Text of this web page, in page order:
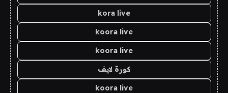
kora live
koora live
koora live
كورة لايف
koora live